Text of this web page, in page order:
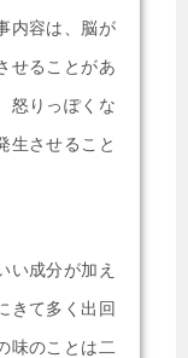
内容は、脳が
せることがあ
怒りっぽくな
生させること
い成分が加え
きて多く出回
味のことは二